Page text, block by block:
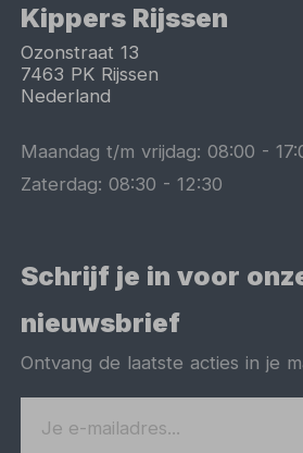
Kippers Rijssen
Ozonstraat 13
7463 PK Rijssen
Nederland
Maandag t/m vrijdag:08:00 -
Zaterdag:08:30 -12:30
Schrijf je in voor
nieuwsbrief
Ontvang de laatste acties in je